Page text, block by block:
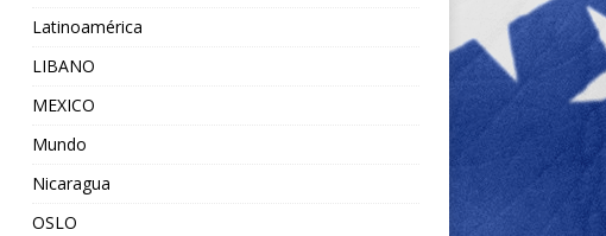
Latinoamérica
LIBANO
MEXICO
Mundo
Nicaragua
OSLO